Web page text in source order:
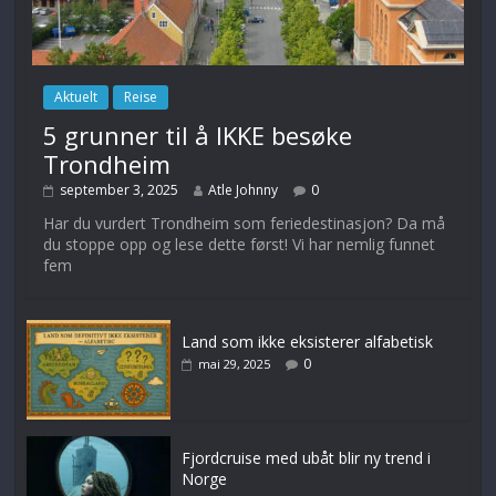
Aktuelt Reise
5 grunner til å IKKE besøke
Trondheim
september 3, 2025 Atle Johnny 0
Har du vurdert Trondheim som feriedestinasjon? Da må
du stoppe opp og lese dette først! Vi har nemlig funnet
fem
Land som ikke eksisterer alfabetisk
mai 29, 2025 0
Fjordcruise med ubåt blir ny trend i
Norge